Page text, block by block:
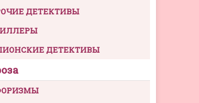
ДЕТЕКТИВЫ
ДЕТЕКТИВЫ